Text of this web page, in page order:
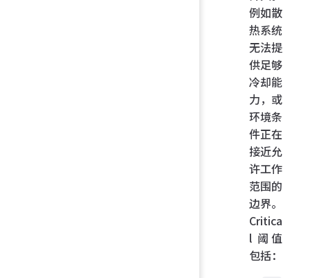
例如散
热系统
无法提
供足够
冷却能
力，或
环境条
件正在
接近允
许工作
范围的
边界。
Critica
l 阈值
包括：